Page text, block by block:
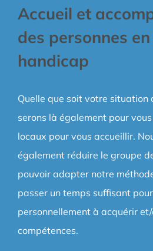
Accueil et
des personnes
handicap
Quelle que soit votre situation
serons là également pour
locaux pour vous accueillir.
également réduire le groupe
pouvoir adapter notre
passer un temps suffisant
personnellement à acquérir
compétences.